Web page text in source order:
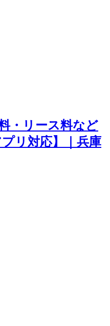
・リース料など
リ対応】｜兵庫